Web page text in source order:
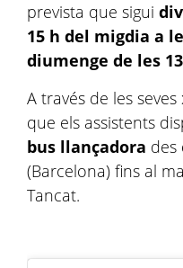
prevista que sigui
15 h del migdia a
diumenge de les
A través de les
que els assistents
bus llançadora des
(Barcelona) fins al
Tancat.